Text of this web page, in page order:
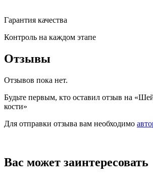
Гарантия качества
Контроль на каждом этапе
Отзывы
Отзывов пока нет.
Будьте первым, кто оставил отзыв на
кости»
Для отправки отзыва вам необходимо
Вас может заинтересовать